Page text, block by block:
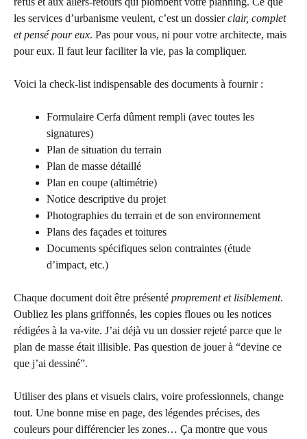
les services d’urbanisme veulent, c’est un dossierclair, complet
et pensé pour eux. Pas pour vous, ni pour votre architecte, mais
pour eux. Il faut leur faciliter la vie, pas la compliquer.
Voici la check-list indispensable des documents à fournir :
Formulaire Cerfa dûment rempli (avec toutes les
signatures)
Plan de situation du terrain
Plan de masse détaillé
Plan en coupe (altimétrie)
Notice descriptive du projet
Photographies du terrain et de son environnement
Plans des façades et toitures
Documents spécifiques selon contraintes (étude
d’impact, etc.)
Chaque document doit être présenté proprement et lisiblement.
Oubliez les plans griffonnés, les copies floues ou les notices
rédigées à la va-vite. J’ai déjà vu un dossier rejeté parce que le
plan de masse était illisible. Pas question de jouer à “devine ce
que j’ai dessiné”.
Utiliser des plans et visuels clairs, voire professionnels, change
tout. Une bonne mise en page, des légendes précises, des
couleurs pour différencier les zones… Ça montre que vous